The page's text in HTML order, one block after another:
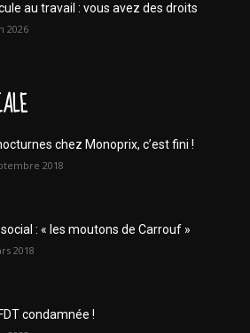
au travail : vous avez des droits
2026
chez Monoprix, c’est fini !
2018
social : « les moutons de Carrouf »
2018
condamnée !